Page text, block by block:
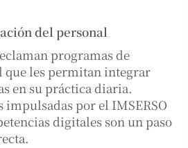
del personal
programas de
les permitan integrar
en su práctica diaria.
por el IMSERSO
digitales son un paso